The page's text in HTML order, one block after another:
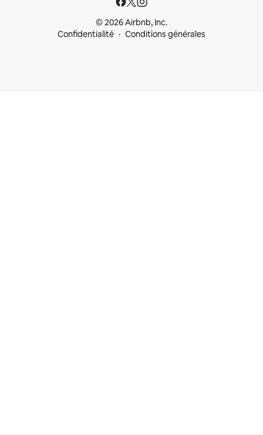
© 2026 Airbnb, Inc.
Confidentialité
Conditions générales